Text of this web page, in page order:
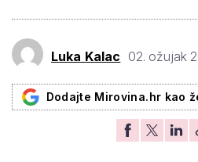
Luka Kalac 02. ožujak
Dodajte Mirovina.hr kao